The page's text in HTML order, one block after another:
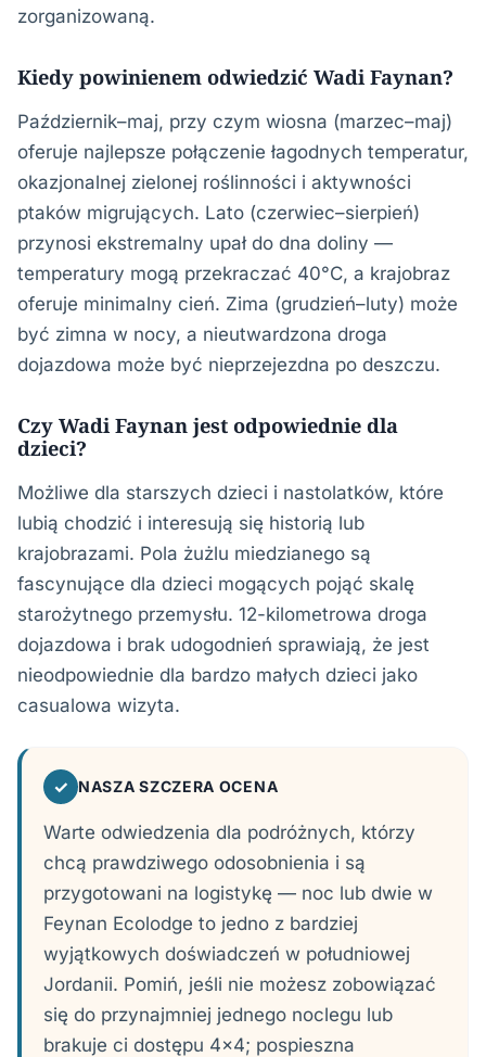
zorganizowaną.
Kiedy powinienem odwiedzić Wadi Faynan?
Październik–maj, przy czym wiosna (marzec–maj)
oferuje najlepsze połączenie łagodnych temperatur,
okazjonalnej zielonej roślinności i aktywności
ptaków migrujących. Lato (czerwiec–sierpień)
przynosi ekstremalny upał do dna doliny —
temperatury mogą przekraczać 40°C, a krajobraz
oferuje minimalny cień. Zima (grudzień–luty) może
być zimna w nocy, a nieutwardzona droga
dojazdowa może być nieprzejezdna po deszczu.
Czy Wadi Faynan jest odpowiednie dla
dzieci?
Możliwe dla starszych dzieci i nastolatków, które
lubią chodzić i interesują się historią lub
krajobrazami. Pola żużlu miedzianego są
fascynujące dla dzieci mogących pojąć skalę
starożytnego przemysłu. 12-kilometrowa droga
dojazdowa i brak udogodnień sprawiają, że jest
nieodpowiednie dla bardzo małych dzieci jako
casualowa wizyta.
✓ NASZA SZCZERA OCENA
Warte odwiedzenia dla podróżnych, którzy
chcą prawdziwego odosobnienia i są
przygotowani na logistykę — noc lub dwie w
Feynan Ecolodge to jedno z bardziej
wyjątkowych doświadczeń w południowej
Jordanii. Pomiń, jeśli nie możesz zobowiązać
się do przynajmniej jednego noclegu lub
brakuje ci dostępu 4x4; pospieszna